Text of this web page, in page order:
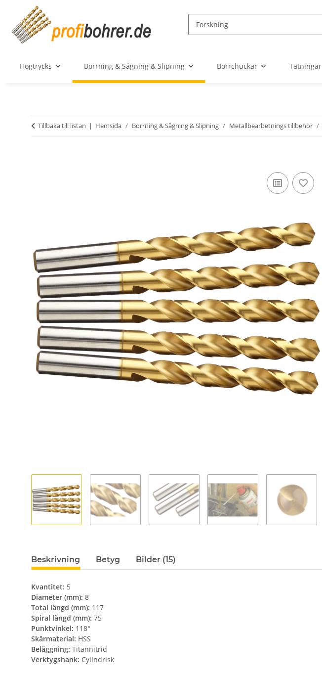
Högtrycks Borrning & Sågning & Slipning Borrchuckar Tätningar
Tillbaka till listan Hemsida Borrning & Sågning & Slipning Metallbearbetnings tillbehör
Beskrivning Betyg Bilder (15)
Kvantitet: 5
Diameter (mm): 8
Total längd (mm): 117
Spiral längd (mm): 75
Punktvinkel: 118°
Skärmaterial: HSS
Beläggning: Titannitrid
Verktygshank: Cylindrisk